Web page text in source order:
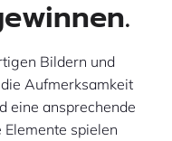
Bildern und
Aufmerksamkeit
eine ansprechende
spielen